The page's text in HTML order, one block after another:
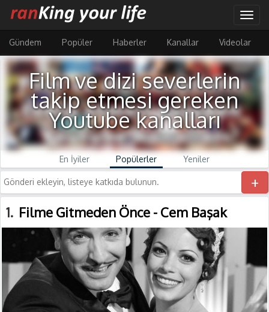
içeriğe
atla
Gündem
Popüler Haberler Kanallar Videolar
Film ve dizi severlerin
takip etmesi gereken
Youtube kanalları
En İyiler Popülerler Yeniler
+
1 Filme Gitmeden Önce - Cem Başak